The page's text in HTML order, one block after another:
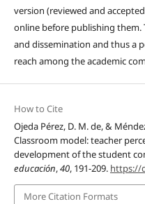
version (reviewed and
online before publishing them.
and dissemination and thus a
reach among the academic
How to Cite
Ojeda Pérez, D. M. de, &
Classroom model: teacher
development of the student
educación,40, 191-209. https://
More Citation Formats